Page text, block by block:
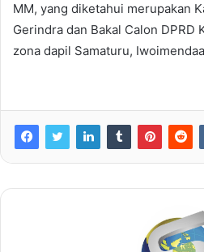
MM, yang diketahui merupakan
Gerindra dan Bakal Calon DPRD
zona dapil Samaturu,